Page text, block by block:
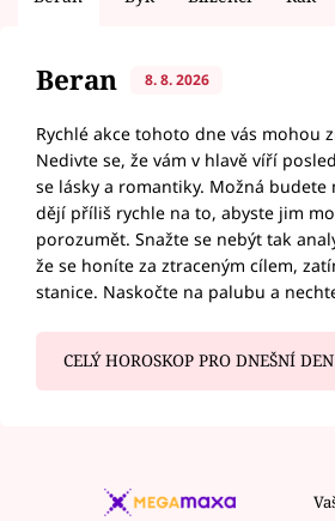
Beran 8. 8. 2026
Rychlé akce tohoto dne vás mohou
Nedivte se, že vám v hlavě víří
se lásky a romantiky. Možná budete
dějí příliš rychle na to, abyste jim
porozumět. Snažte se nebýt tak
že se honíte za ztraceným cílem,
stanice. Naskočte na palubu a
CELÝ HOROSKOP PRO DNEŠNÍ DEN